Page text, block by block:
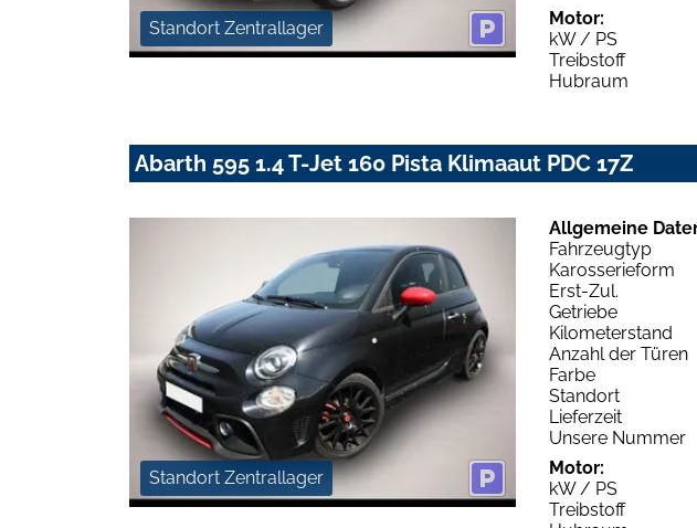
Standort Zentrallager
Motor:
kW / PS
Treibstoff
Hubraum
Abarth 595 1.4 T-Jet 160 Pista Klimaaut PDC 17Z
Standort Zentrallager
Allgemeine
Fahrzeugtyp
Karosserieform
Erst-Zul.
Getriebe
Kilometerstand
Anzahl der Türen
Farbe
Standort
Lieferzeit
Unsere Nummer
Motor:
kW / PS
Treibstoff